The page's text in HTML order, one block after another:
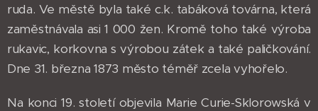
ruda. Ve městě byla také c.k. tabáková továrna, která
zaměstnávala asi 1 000 žen. Kromě toho také výroba
rukavic, korkovna s výrobou zátek a také paličkování.
Dne 31. března 1873 město téměř zcela vyhořelo.
Na konci 19. století objevila Marie Curie-Sklorowská v